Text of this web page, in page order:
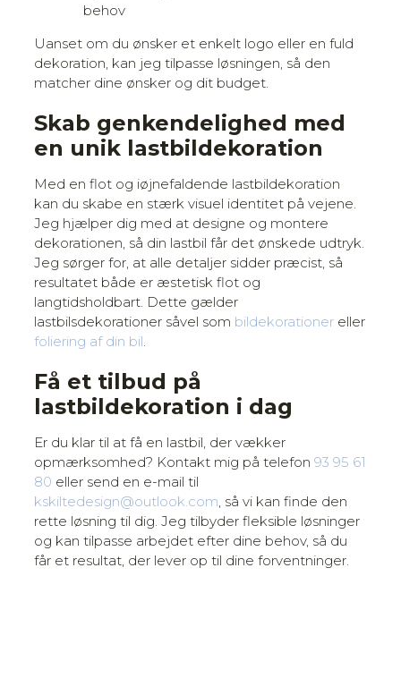
behov
Uanset om du ønsker et enkelt logo eller en fuld
dekoration, kan jeg tilpasse løsningen, så den
matcher dine ønsker og dit budget.
Skab genkendelighed med
en unik lastbildekoration
Med en flot og iøjnefaldende lastbildekoration
kan du skabe en stærk visuel identitet på vejene.
Jeg hjælper dig med at designe og montere
dekorationen, så din lastbil får det ønskede udtryk.
Jeg sørger for, at alle detaljer sidder præcist, så
resultatet både er æstetisk flot og
langtidsholdbart. Dette gælder
lastbilsdekorationer såvel som bildekorationer eller
foliering af din bil
Få et tilbud på
lastbildekoration i dag
Er du klar til at få en lastbil, der vækker
opmærksomhed? Kontakt mig på telefon 93 95 61
80 eller send en e-mail til
kskiltedesign@outlook.com , så vi kan finde den
rette løsning til dig. Jeg tilbyder fleksible løsninger
og kan tilpasse arbejdet efter dine behov, så du
får et resultat, der lever op til dine forventninger.